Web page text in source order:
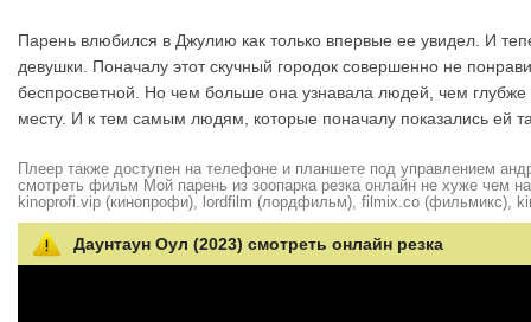
Парень влюбился в Джулию как только впервые ее увидел. И
девушки. Поначалу этот скучный городок совершенно не
беспросветной. Но чем больше она узнавала людей, чем
месту. И к тем самым людям, которые поначалу показались ей
Плеер также доступен на телефоне и планшете под управлением
смотреть фильм Мой парень из зоопарка резка онлайн не хуже чем
kinoprofi.vip (кинопрофи), lordfilm (лордфильм), filmix.co (фильмикс),
Даунтаун Оул (2023) смотреть онлайн резка